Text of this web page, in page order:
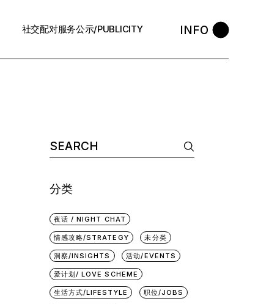
社交配对服务公示/PUBLICITY INFO
分类
夜话 / NIGHT CHAT
情感攻略/STRATEGY 未分类
洞察/INSIGHTS 活动/EVENTS
爱计划/ LOVE SCHEME
生活方式/LIFESTYLE 职位/JOBS